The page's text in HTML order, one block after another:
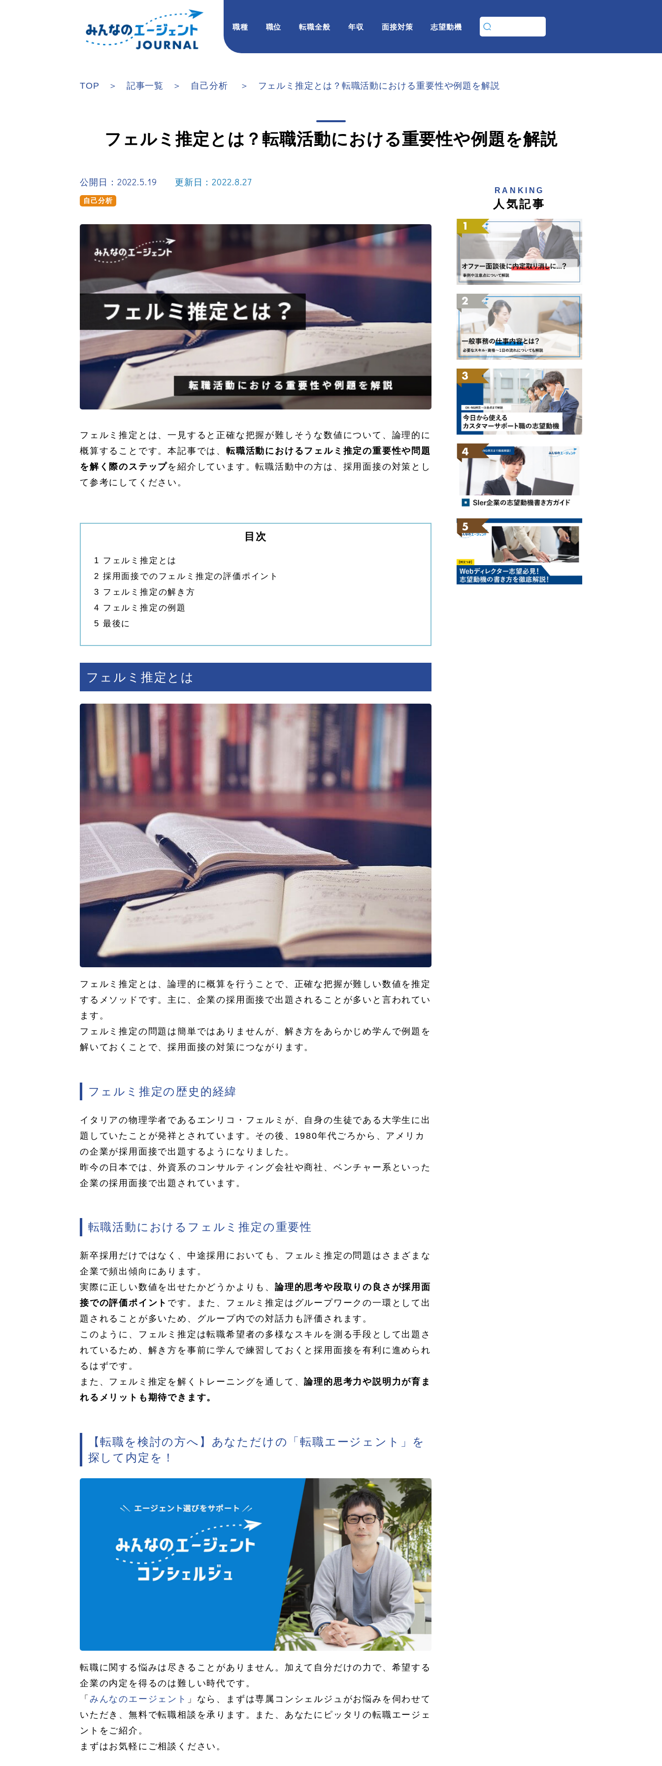
職種 職位 転職全般 年収 面接対策 志望動機
TOP 記事一覧 自己分析 フェルミ推定とは？転職活動における重要性や例題を解説
フェルミ推定とは？転職活動における重要性や例題を解説
公開日：2022.5.19 更新日：2022.8.27
自己分析
フェルミ推定とは、一見すると正確な把握が難しそうな数値について、論理的に
概算することです。本記事では、転職活動におけるフェルミ推定の重要性や問題
を解く際のステップを紹介しています。転職活動中の方は、採用面接の対策とし
て参考にしてください。
目次
1 フェルミ推定とは
2 採用面接でのフェルミ推定の評価ポイント
3 フェルミ推定の解き方
4 フェルミ推定の例題
5 最後に
フェルミ推定とは
フェルミ推定とは、論理的に概算を行うことで、正確な把握が難しい数値を推定
するメソッドです。主に、企業の採用面接で出題されることが多いと言われてい
ます。
フェルミ推定の問題は簡単ではありませんが、解き方をあらかじめ学んで例題を
解いておくことで、採用面接の対策につながります。
フェルミ推定の歴史的経緯
イタリアの物理学者であるエンリコ・フェルミが、自身の生徒である大学生に出
題していたことが発祥とされています。その後、1980年代ごろから、アメリカ
の企業が採用面接で出題するようになりました。
昨今の日本では、外資系のコンサルティング会社や商社、ベンチャー系といった
企業の採用面接で出題されています。
転職活動におけるフェルミ推定の重要性
新卒採用だけではなく、中途採用においても、フェルミ推定の問題はさまざまな
企業で頻出傾向にあります。
実際に正しい数値を出せたかどうかよりも、 論理的思考や段取りの良さが採用面
接での評価ポイント です。また、フェルミ推定はグループワークの一環として出
題されることが多いため、グループ内での対話力も評価されます。
このように、フェルミ推定は転職希望者の多様なスキルを測る手段として出題さ
れているため、解き方を事前に学んで練習しておくと採用面接を有利に進められ
るはずです。
また、フェルミ推定を解くトレーニングを通して、論理的思考力や説明力が育ま
れるメリットも期待できます。
【転職を検討の方へ】あなただけの「転職エージェント」を
探して内定を！
転職に関する悩みは尽きることがありません。加えて自分だけの力で、希望する
企業の内定を得るのは難しい時代です。
「 みんなのエージェント 」なら、まずは専属コンシェルジュがお悩みを伺わせて
いただき、無料で転職相談を承ります。また、あなたにピッタリの転職エージェ
ントをご紹介。
まずはお気軽にご相談ください。
RANKING
人気記事